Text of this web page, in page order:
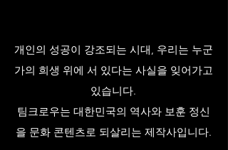
개인의 성공이 강조되는 시대, 우리는 누군
가의 희생 위에 서 있다는 사실을 잊어가고
있습니다.
팀크로우는 대한민국의 역사와 보훈 정신
을 문화 콘텐츠로 되살리는 제작사입니다.